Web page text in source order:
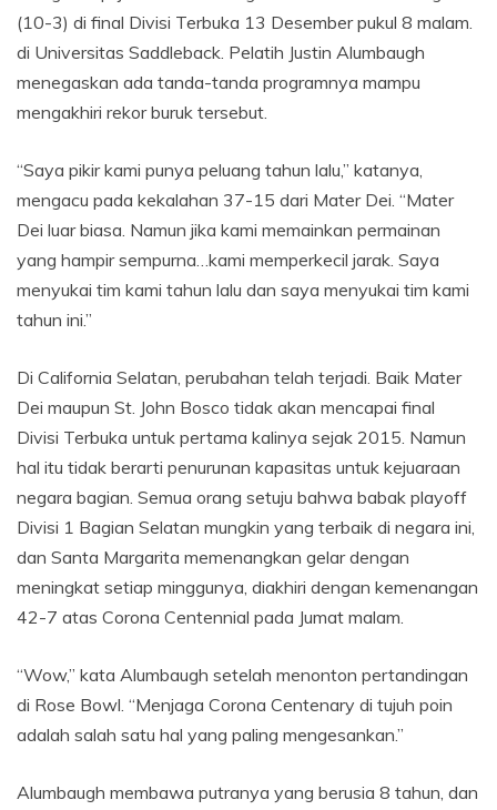
(10-3) di final Divisi Terbuka 13 Desember pukul 8 malam.
di Universitas Saddleback. Pelatih Justin Alumbaugh
menegaskan ada tanda-tanda programnya mampu
mengakhiri rekor buruk tersebut.
“Saya pikir kami punya peluang tahun lalu,” katanya,
mengacu pada kekalahan 37-15 dari Mater Dei. “Mater
Dei luar biasa. Namun jika kami memainkan permainan
yang hampir sempurna…kami memperkecil jarak. Saya
menyukai tim kami tahun lalu dan saya menyukai tim kami
tahun ini.”
Di California Selatan, perubahan telah terjadi. Baik Mater
Dei maupun St. John Bosco tidak akan mencapai final
Divisi Terbuka untuk pertama kalinya sejak 2015. Namun
hal itu tidak berarti penurunan kapasitas untuk kejuaraan
negara bagian. Semua orang setuju bahwa babak playoff
Divisi 1 Bagian Selatan mungkin yang terbaik di negara ini,
dan Santa Margarita memenangkan gelar dengan
meningkat setiap minggunya, diakhiri dengan kemenangan
42-7 atas Corona Centennial pada Jumat malam.
“Wow,” kata Alumbaugh setelah menonton pertandingan
di Rose Bowl. “Menjaga Corona Centenary di tujuh poin
adalah salah satu hal yang paling mengesankan.”
Alumbaugh membawa putranya yang berusia 8 tahun, dan